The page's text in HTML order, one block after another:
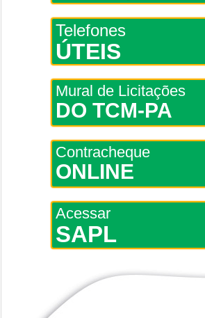
Telefones
ÚTEIS
Mural de Licitações
DO TCM-PA
Contracheque
ONLINE
Acessar
SAPL